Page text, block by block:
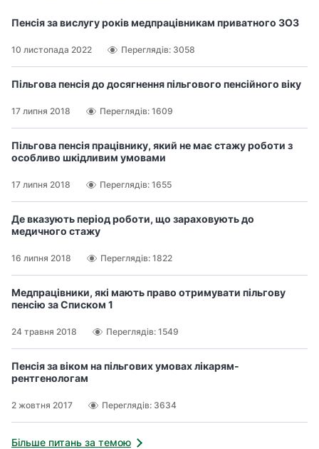
Пенсія за вислугу років медпрацівникам приватного ЗОЗ
10 листопада 2022 Переглядів: 3058
Пільгова пенсія до досягнення пільгового пенсійного віку
17 липня 2018 Переглядів: 1609
Пільгова пенсія працівнику, який не має стажу роботи з
особливо шкідливим умовами
17 липня 2018 Переглядів: 1655
Де вказують період роботи, що зараховують до
медичного стажу
16 липня 2018 Переглядів: 1822
Медпрацівники, які мають право отримувати пільгову
пенсію за Списком 1
24 травня 2018 Переглядів: 1549
Пенсія за віком на пільгових умовах лікарям-
рентгенологам
2 жовтня 2017 Переглядів: 3634
Більше питань за темою